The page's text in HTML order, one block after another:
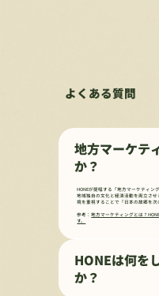
よくある質問
地方マーケテ
か？
HONEが提唱する「地方マーケティン
地域独自の文化と経済活動を両立さ
境を重視することで「日本の故郷を次
参考：地方マーケティングとは？
す。
HONEは何を
か？